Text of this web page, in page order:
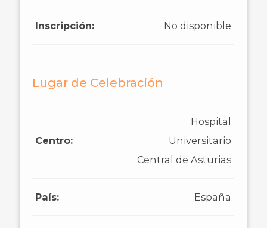
Inscripción: No disponible
Lugar de Celebración
Centro:
Hospital
Universitario
Central de Asturias
País: España